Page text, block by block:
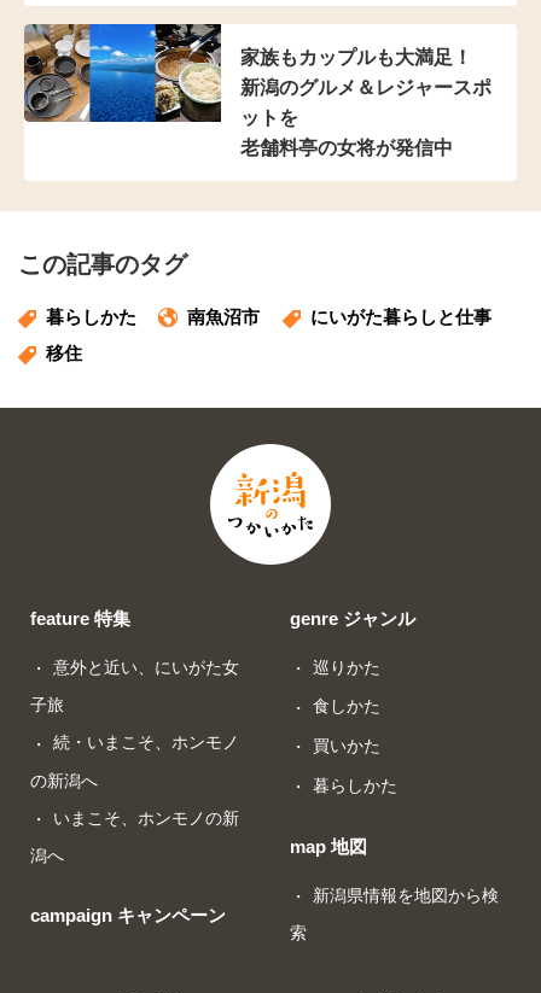
家族もカップルも大満足！
新潟のグルメ＆レジャースポ
ットを
老舗料亭の女将が発信中
この記事のタグ
暮らしかた 南魚沼市
にいがた暮らしと仕事
移住
feature 特集
意外と近い、にいがた女
子旅
続・いまこそ、ホンモノ
の新潟へ
いまこそ、ホンモノの新
潟へ
campaign キャンペーン
genre ジャンル
巡りかた
食しかた
買いかた
暮らしかた
map 地図
新潟県情報を地図から検
索